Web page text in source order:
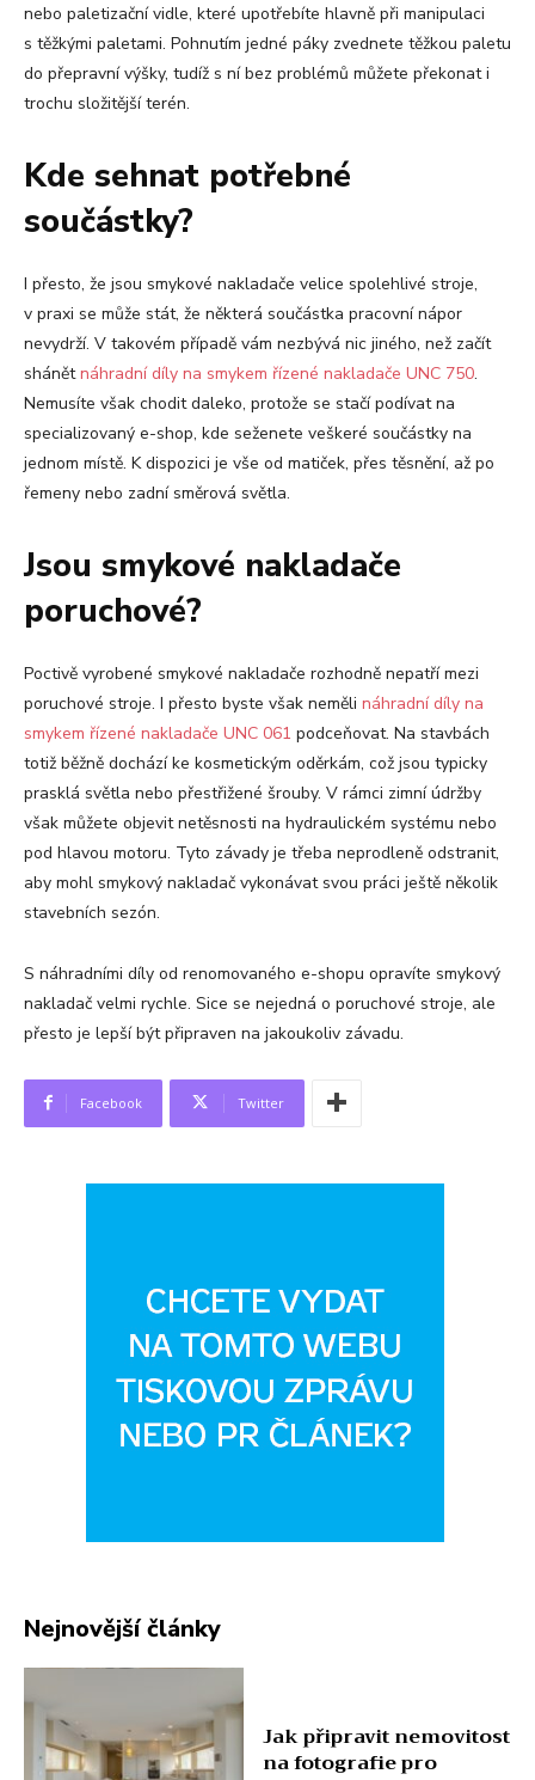
nebo paletizační vidle, které upotřebíte hlavně při manipulaci
s těžkými paletami. Pohnutím jedné páky zvednete těžkou paletu
do přepravní výšky, tudíž s ní bez problémů můžete překonat i
trochu složitější terén.
Kde sehnat potřebné
součástky?
I přesto, že jsou smykové nakladače velice spolehlivé stroje,
v praxi se může stát, že některá součástka pracovní nápor
nevydrží. V takovém případě vám nezbývá nic jiného, než začít
shánětnáhradní díly na smykem řízené nakladače UNC 750.
Nemusíte však chodit daleko, protože se stačí podívat na
specializovaný e-shop, kde seženete veškeré součástky na
jednom místě. K dispozici je vše od matiček, přes těsnění, až po
řemeny nebo zadní směrová světla.
Jsou smykové nakladače
poruchové?
Poctivě vyrobené smykové nakladače rozhodně nepatří mezi
poruchové stroje. I přesto byste však neměli náhradní díly na
smykem řízené nakladače UNC 061 podceňovat. Na stavbách
totiž běžně dochází ke kosmetickým oděrkám, což jsou typicky
prasklá světla nebo přestřižené šrouby. V rámci zimní údržby
však můžete objevit netěsnosti na hydraulickém systému nebo
pod hlavou motoru. Tyto závady je třeba neprodleně odstranit,
aby mohl smykový nakladač vykonávat svou práci ještě několik
stavebních sezón.
S náhradními díly od renomovaného e-shopu opravíte smykový
nakladač velmi rychle. Sice se nejedná o poruchové stroje, ale
přesto je lepší být připraven na jakoukoliv závadu.
Facebook Twitter
Nejnovější články
Jak připravit nemovitost
na fotografie pro